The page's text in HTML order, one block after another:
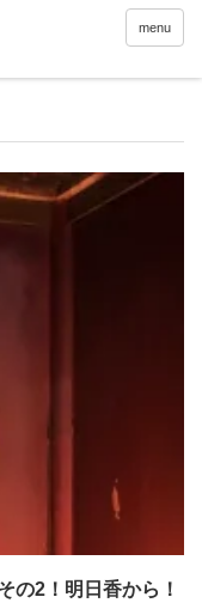
menu
の2！明日香から！